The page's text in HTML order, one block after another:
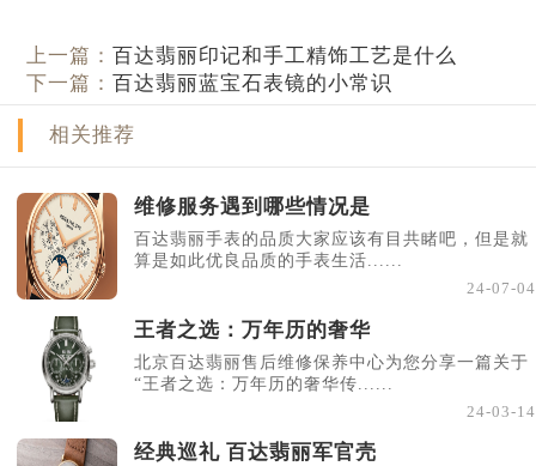
上一篇：百达翡丽印记和手工精饰工艺是什么
下一篇：百达翡丽蓝宝石表镜的小常识
相关推荐
维修服务遇到哪些情况是
百达翡丽手表的品质大家应该有目共睹吧，但是就
算是如此优良品质的手表生活......
24-07-04
王者之选：万年历的奢华
北京百达翡丽售后维修保养中心为您分享一篇关于
“王者之选：万年历的奢华传......
24-03-14
经典巡礼 百达翡丽军官壳